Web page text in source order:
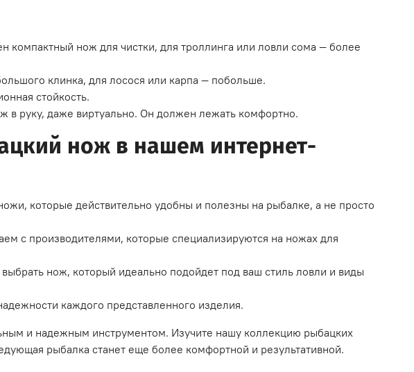
компактный нож для чистки, для троллинга или ловли сома — более
клинка, для лосося или карпа — побольше.
стойкость.
в руку, даже виртуально. Он должен лежать комфортно.
нож в нашем интернет-
которые действительно удобны и полезны на рыбалке, а не просто
с производителями, которые специализируются на ножах для
нож, который идеально подойдет под ваш стиль ловли и виды
каждого представленного изделия.
и надежным инструментом. Изучите нашу коллекцию рыбацких
рыбалка станет еще более комфортной и результативной.